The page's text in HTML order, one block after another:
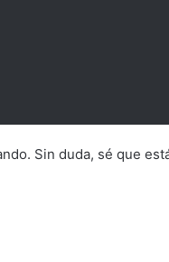
Sin duda, sé que